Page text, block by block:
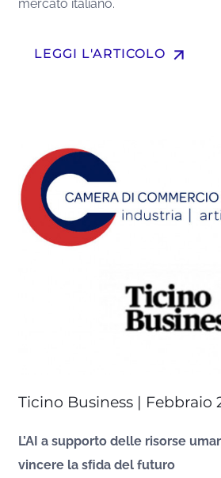
mercato italiano.
LEGGI L'ARTICOLO arrow_upward
Ticino Business | Febbraio
L’AI a supporto delle risorse
vincere la sﬁda del futuro